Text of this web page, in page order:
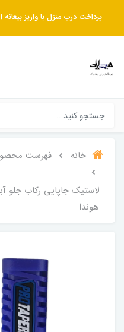
پرداخت درب منزل با واریز
خانه فهرست
لاستیک جاپایی رکاب جلو
هوندا